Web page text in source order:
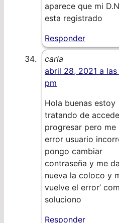
aparece que mi
esta registrado
Responder
carla
abril 28, 2021 a
pm
Hola buenas estoy
tratando de
progresar pero me
error usuario
pongo cambiar
contraseña y me
nueva la coloco y
vuelve el error’
soluciono
Responder